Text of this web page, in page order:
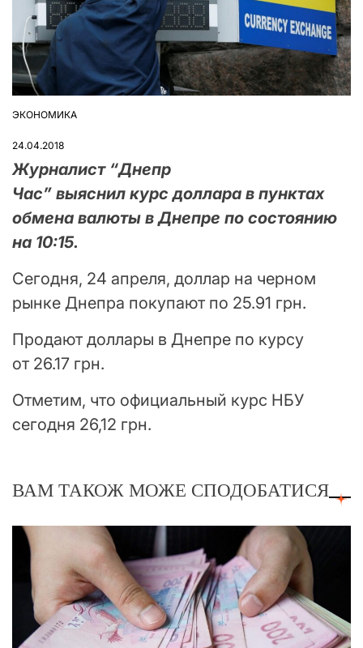
ОПУБЛІКУВАТИ
ЭКОНОМИКА
24.04.2018
Журналист “Днепр
Час” выяснил курс доллара в пунктах
обмена валюты в Днепре по состоянию
на 10:15.
Сегодня, 24 апреля, доллар на черном
рынке Днепра покупают по 25.91 грн.
Продают доллары в Днепре по курсу
от 26.17 грн.
Отметим, что официальный курс НБУ
сегодня 26,12 грн.
ВАМ ТАКОЖ МОЖЕ СПОДОБАТИСЯ